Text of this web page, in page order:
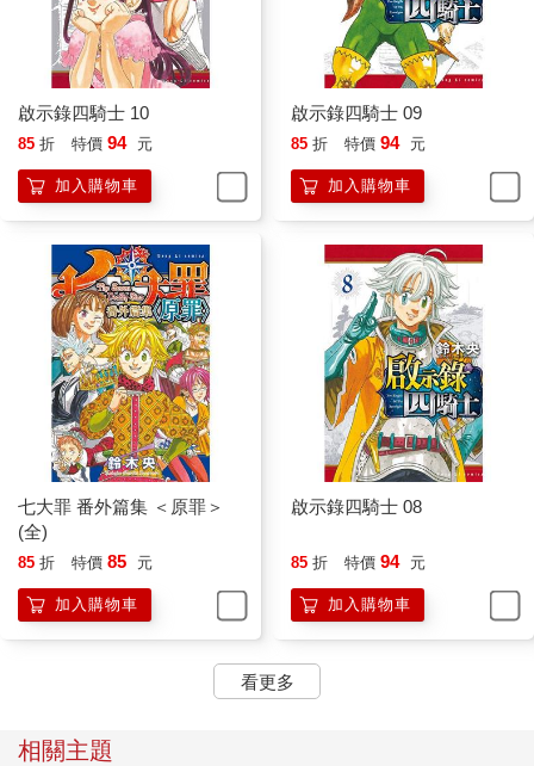
啟示錄四騎士 10
85 折 特價 94 元
加入購物車
啟示錄四騎士 09
85 折 特價 94 元
加入購物車
七大罪 番外篇集 ＜原罪＞
(全)
85 折 特價 85 元
加入購物車
啟示錄四騎士 08
85 折 特價 94 元
加入購物車
看更多
相關主題